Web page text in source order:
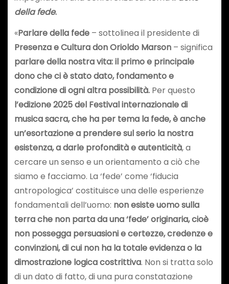
della fede.
«Parlare della fede – sottolinea il presidente di
Presenza e Cultura don Orioldo Marson – significa
parlare della nostra vita: il primo e principale
dono che ci è stato dato, fondamento e
condizione di ogni altra possibilità. Per questo
l’edizione 2025 del Festival internazionale di
musica sacra, che ha per tema la fede, è anche
un’esortazione a prendere sul serio la nostra
esistenza, a darle profondità e autenticità, a
cercare un senso e un orientamento a ciò che
siamo e facciamo. La ‘fede’ come ‘fiducia
antropologica’ costituisce una delle esperienze
fondamentali dell’uomo: non esiste uomo sulla
terra che non parta da una ‘fede’ originaria, cioè
non possegga persuasioni e certezze, credenze e
convinzioni, di cui non ha la totale evidenza o la
dimostrazione logica costrittiva. Non si tratta solo
di un dato di fatto, di una pura constatazione